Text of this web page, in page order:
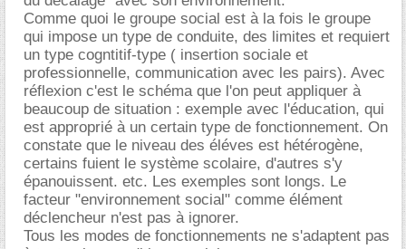
Comme quoi le groupe social est à la fois le groupe
qui impose un type de conduite, des limites et requiert
un type cogntitif-type ( insertion sociale et
professionnelle, communication avec les pairs). Avec
réflexion c'est le schéma que l'on peut appliquer à
beaucoup de situation : exemple avec l'éducation, qui
est approprié à un certain type de fonctionnement. On
constate que le niveau des éléves est hétérogène,
certains fuient le système scolaire, d'autres s'y
épanouissent. etc. Les exemples sont longs. Le
facteur "environnement social" comme élément
déclencheur n'est pas à ignorer.
Tous les modes de fonctionnements ne s'adaptent pas